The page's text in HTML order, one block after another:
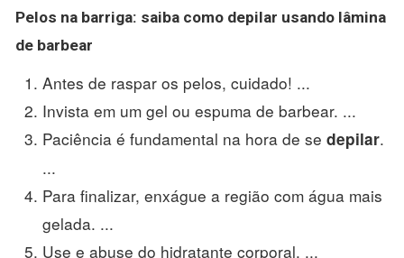
Pelos na barriga: saiba como depilar usando lâmina
de barbear
Antes de raspar os pelos, cuidado! ...
Invista em um gel ou espuma de barbear. ...
Paciência é fundamental na hora de se depilar.
...
Para finalizar, enxágue a região com água mais
gelada. ...
Use e abuse do hidratante corporal. ...